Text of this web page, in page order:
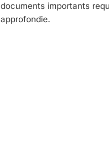
documents importants
approfondie.